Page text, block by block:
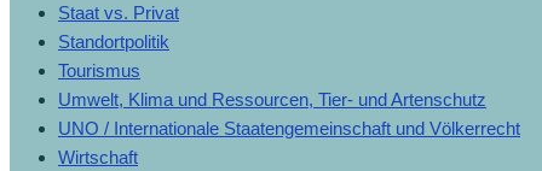
Staat vs. Privat
Standortpolitik
Tourismus
Umwelt, Klima und Ressourcen, Tier- und Artenschutz
UNO / Internationale Staatengemeinschaft und Völkerrecht
Wirtschaft